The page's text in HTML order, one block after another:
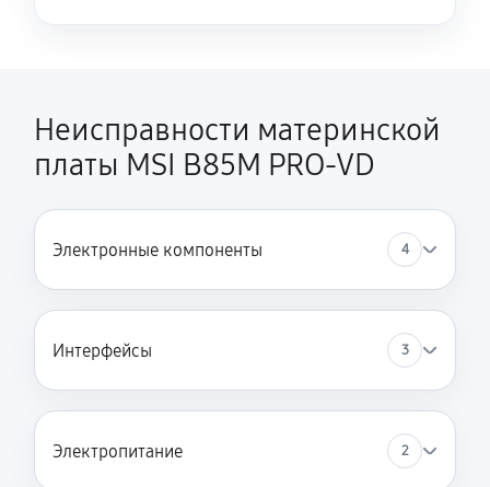
Неисправности материнской
платы MSI B85M PRO-VD
Электронные компоненты 4
Интерфейсы 3
Электропитание 2